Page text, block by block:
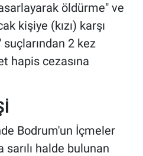
öldürme" ve
kişiye (kızı) karşı
2 kez
hapis cezasına
Bodrum'un İçmeler
halde bulunan